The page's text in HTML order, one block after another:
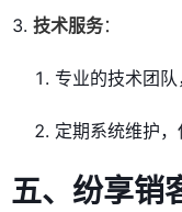
技术服务：
专业的技术团队
定期系统维护，
五、纷享销